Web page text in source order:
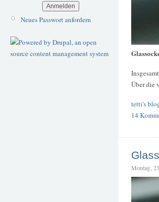
Neues Passwort anfordern
Über die
tetti's
14
Montag,